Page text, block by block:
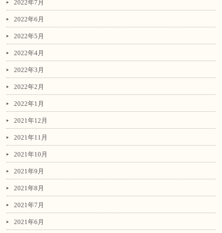
2022年7月
2022年6月
2022年5月
2022年4月
2022年3月
2022年2月
2022年1月
2021年12月
2021年11月
2021年10月
2021年9月
2021年8月
2021年7月
2021年6月